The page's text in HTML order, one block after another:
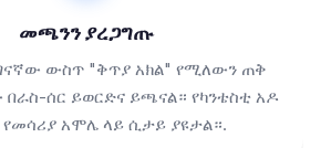
መጫንን ያረጋግጡ
ውስጥ "ቅጥያ አክል" የሚለውን ጠቅ
ሰር ይወርድና ይጫናል። የካንቴስቲ አዶ
የመሳሪያ አሞሌ ላይ ሲታይ ያዩታል።.